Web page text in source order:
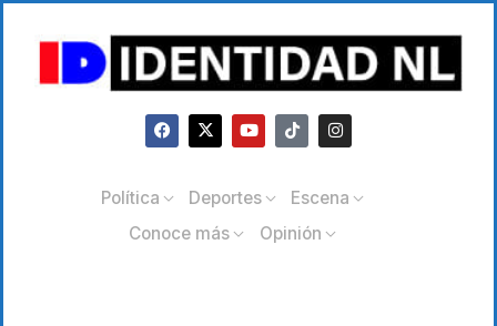
Política Deportes
Escena
Conoce más
Opinión